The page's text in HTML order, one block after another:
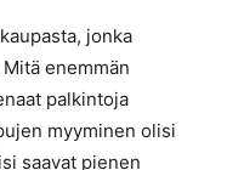
jonka
enemmän
palkintoja
myyminen olisi
saavat pienen